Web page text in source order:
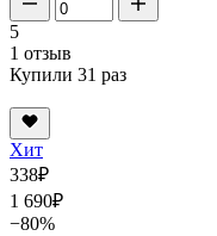
5
1 отзыв
Купили 31 раз
Хит
338₽
1 690₽
−80%